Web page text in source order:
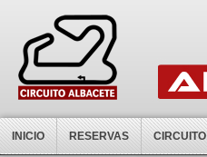
INICIO RESERVAS CIRCUITO